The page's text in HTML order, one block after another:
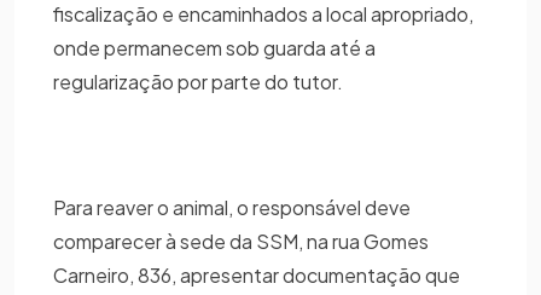
fiscalização e encaminhados a local apropriado,
onde permanecem sob guarda até a
regularização por parte do tutor.
Para reaver o animal, o responsável deve
comparecer à sede da SSM, na rua Gomes
Carneiro, 836, apresentar documentação que